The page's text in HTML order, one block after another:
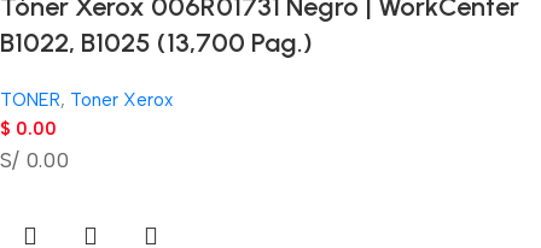
Tóner Xerox 006R01731 Negro | WorkCenter
B1022, B1025 (13,700 Pag.)
TONER, Toner Xerox
$ 0.00
S/ 0.00